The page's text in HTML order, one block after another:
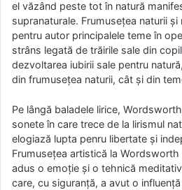
el văzând peste tot în natură
supranaturale. Frumuseţea naturii
pentru autor principalele teme în
strâns legată de trăirile sale din
dezvoltarea iubirii sale pentru
din frumuseţea naturii, cât şi din
Pe lângă baladele lirice,
sonete în care trece de la lirismul
elogiază lupta penru libertate şi
Frumuseţea artistică la
adus o emoţie şi o tehnică
care, cu siguranţă, a avut o